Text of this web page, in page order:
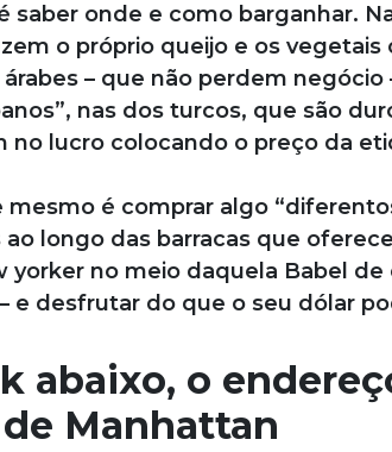
saber onde e como barganhar.
o próprio queijo e os
– que não perdem
nas dos turcos, que são
no lucro colocando o preço da
mesmo é comprar algo
longo das barracas que
yorker no meio daquela Babel
e desfrutar do que o seu dólar
abaixo, o
Manhattan